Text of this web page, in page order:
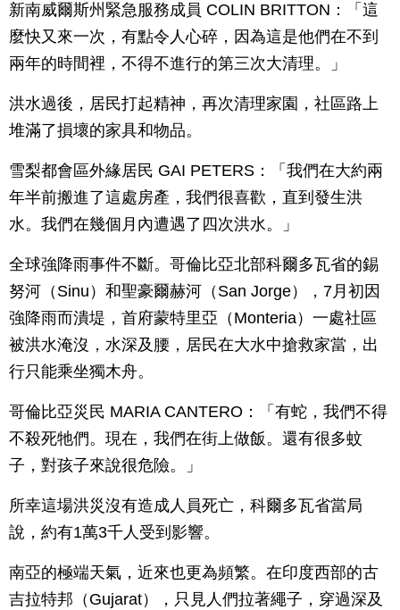
新南威爾斯州緊急服務成員 COLIN BRITTON：「這
麼快又來一次，有點令人心碎，因為這是他們在不到
兩年的時間裡，不得不進行的第三次大清理。」
洪水過後，居民打起精神，再次清理家園，社區路上
堆滿了損壞的家具和物品。
雪梨都會區外緣居民 GAI PETERS：「我們在大約兩
年半前搬進了這處房產，我們很喜歡，直到發生洪
水。我們在幾個月內遭遇了四次洪水。」
全球強降雨事件不斷。哥倫比亞北部科爾多瓦省的錫
努河（Sinu）和聖豪爾赫河（San Jorge），7月初因
強降雨而潰堤，首府蒙特里亞（Monteria）一處社區
被洪水淹沒，水深及腰，居民在大水中搶救家當，出
行只能乘坐獨木舟。
哥倫比亞災民 MARIA CANTERO：「有蛇，我們不得
不殺死牠們。現在，我們在街上做飯。還有很多蚊
子，對孩子來說很危險。」
所幸這場洪災沒有造成人員死亡，科爾多瓦省當局
說，約有1萬3千人受到影響。
南亞的極端天氣，近來也更為頻繁。在印度西部的古
吉拉特邦（Gujarat），只見人們拉著繩子，穿過深及